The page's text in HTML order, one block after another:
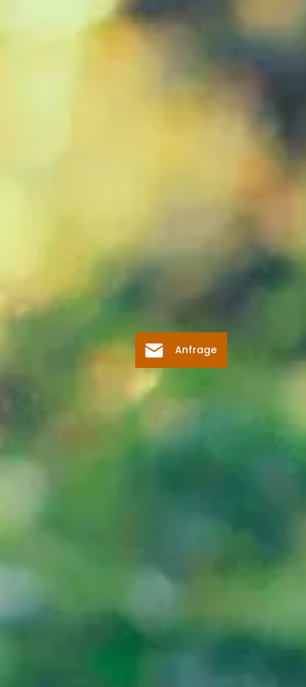
Anfrage